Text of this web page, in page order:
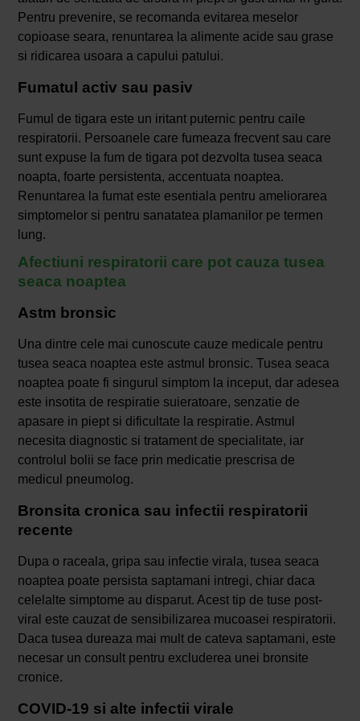
Pentru prevenire, se recomanda evitarea meselor
copioase seara, renuntarea la alimente acide sau grase
si ridicarea usoara a capului patului.
Fumatul activ sau pasiv
Fumul de tigara este un iritant puternic pentru caile
respiratorii. Persoanele care fumeaza frecvent sau care
sunt expuse la fum de tigara pot dezvolta tusea seaca
noapta, foarte persistenta, accentuata noaptea.
Renuntarea la fumat este esentiala pentru ameliorarea
simptomelor si pentru sanatatea plamanilor pe termen
lung.
Afectiuni respiratorii care pot cauza tusea
seaca noaptea
Astm bronsic
Una dintre cele mai cunoscute cauze medicale pentru
tusea seaca noaptea este astmul bronsic. Tusea seaca
noaptea poate fi singurul simptom la inceput, dar adesea
este insotita de respiratie suieratoare, senzatie de
apasare in piept si dificultate la respiratie. Astmul
necesita diagnostic si tratament de specialitate, iar
controlul bolii se face prin medicatie prescrisa de
medicul pneumolog.
Bronsita cronica sau infectii respiratorii
recente
Dupa o raceala, gripa sau infectie virala, tusea seaca
noaptea poate persista saptamani intregi, chiar daca
celelalte simptome au disparut. Acest tip de tuse post-
viral este cauzat de sensibilizarea mucoasei respiratorii.
Daca tusea dureaza mai mult de cateva saptamani, este
necesar un consult pentru excluderea unei bronsite
cronice.
COVID-19 si alte infectii virale